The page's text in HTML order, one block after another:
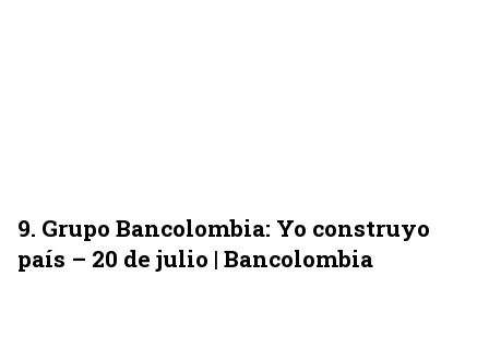
9. Grupo Bancolombia: Yo construyo
país – 20 de julio | Bancolombia